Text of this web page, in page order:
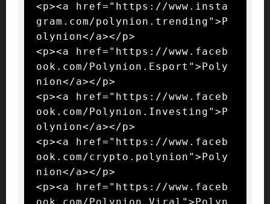
<p><a href="https://www.insta
gram.com/polynion.trending">P
olynion</a></p>
<p><a href="https://www.faceb
ook.com/Polynion.Esport">Poly
nion</a></p>
<p><a href="https://www.faceb
ook.com/Polynion.Investing">P
olynion</a></p>
<p><a href="https://www.faceb
ook.com/crypto.polynion">Poly
nion</a></p>
<p><a href="https://www.faceb